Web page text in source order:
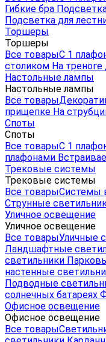
Гибкие бра
Подсветка для
Торшеры
Торшеры
Все товарыС 1
столиком На треноге
Настольные лампы
Настольные лампы
Все товары
прищепке На
Споты
Споты
Все товарыС 1
плафонами
Трековые системы
Трековые системы
Все товарыСистемы
Струнные
Уличное освещение
Уличное освещение
Все товарыУличные
Ландшафтные
светильники
настенные
Подводные
солнечных батареях
Офисное освещение
Офисное освещение
Все товары